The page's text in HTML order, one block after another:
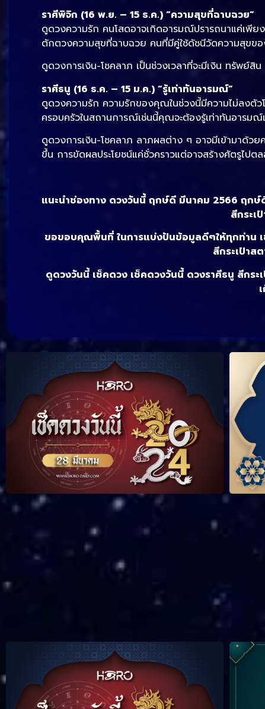
ราศีพิจิก (16 พ.ย. – 15 ธ.ค.) “ความสุขที่ฉาบฉวย”
ดูดวงความรัก คนโสดอาจเกิดอารมณ์ปรารถนาแค่เพี
ตักตวงความสุขที่ฉาบฉวย คนที่มีคู่ใช้ดัชนีวัดความสุขข
ดูดวงการเงิน-โชคลาภ เป็นช่วงเวลาที่จะมีเงิน ทรัพย์
ราศีธนู (16 ธ.ค. – 15 ม.ค.) “รู้เท่าทันอารมณ์”
ดูดวงความรัก ความรักของคุณในช่วงนี้มีความไม่ลงตั
ครอบครัวในสถานการณ์เช่นนี้คุณจะต้องรู้เท่าทันอารม
ดูดวงการเงิน-โชคลาภ ลาภผลต่าง ๆ อาจมีเข้ามาด้ว
ขึ้น การขัดผลประโยชน์แค่ชั่วคราวแต่อาจสร้างศัตรูไปต
แนะนำช่องทาง ดวงวันนี้ ฤกษ์ดี มีนาคม 2566 ฤกษ์
สีกระเ
ขอขอบคุณพื้นที่ ในการแบ่งปันข้อมูลดีๆให้ทุกท่าน
สีกระเป๋าส
ดูดวงวันนี้ เช็คดวง เช็คดวงวันนี้ ดวงราศีธนู สีกร